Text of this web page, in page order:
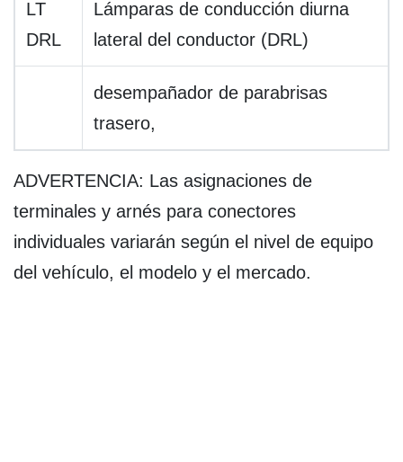
LT
DRL
Lámparas de conducción diurna
lateral del conductor (DRL)
desempañador de parabrisas
trasero,
ADVERTENCIA: Las asignaciones de
terminales y arnés para conectores
individuales variarán según el nivel de equipo
del vehículo, el modelo y el mercado.